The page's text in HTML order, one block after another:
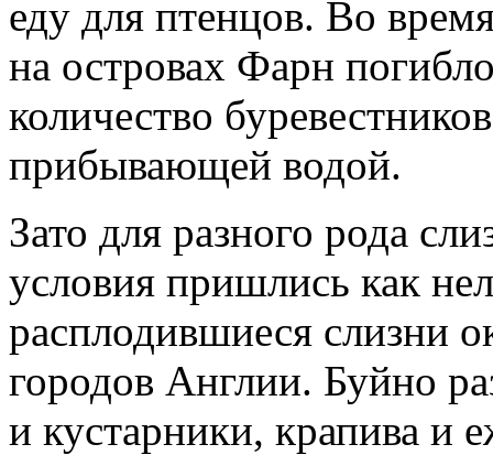
еду для птенцов. Во
на островах Фарн
количество
прибывающей водой.
Зато для разного рода
условия пришлись как
расплодившиеся слизни
городов Англии. Буйно
и кустарники, крапива и